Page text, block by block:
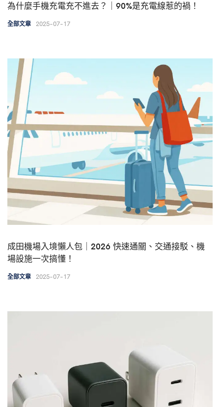
為什麼手機充電充不進去？｜90%是充電線惹的禍！
全部文章 2025-07-17
成田機場入境懶人包｜2026 快速通關、交通接駁、機
場設施一次搞懂！
全部文章 2025-07-17